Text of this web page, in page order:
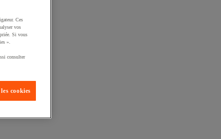
Ces
vos
Si vous
».
consulter
cookies